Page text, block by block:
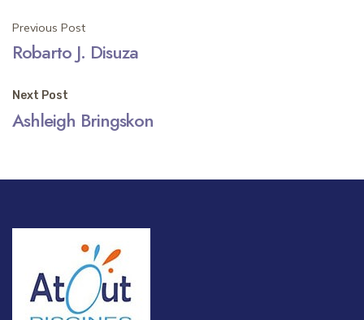
Post
navigation
Previous Post
Robarto J. Disuza
Next Post
Ashleigh Bringskon